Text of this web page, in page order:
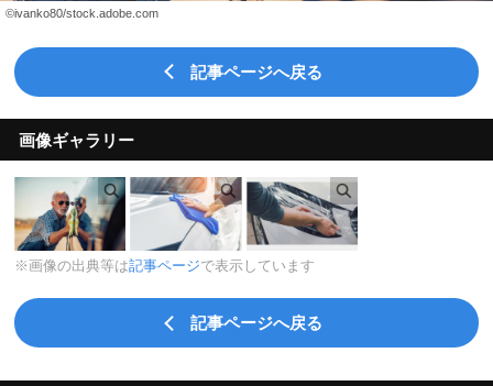
©ivanko80/stock.adobe.com
記事ページへ戻る
画像ギャラリー
※画像の出典等は記事ページで表示しています
記事ページへ戻る